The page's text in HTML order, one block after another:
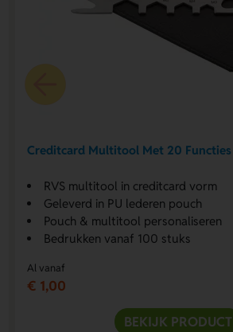
Creditcard Multitool Met 20 Functies
RVS multitool in creditcard vorm
Geleverd in PU lederen pouch
Pouch & multitool personaliseren
Bedrukken vanaf 100 stuks
Al vanaf
€ 1,00
BEKIJK PRODUCT